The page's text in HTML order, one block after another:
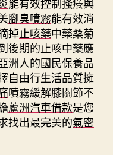
腳臭噴霧能有效消
掉止咳藥中藥桑菊
後期的止咳中藥應
洲人的國民保養品
自由行生活品質擁
噴霧緩解膝關節不
蘆洲汽車借款是您
找出最完美的氣密